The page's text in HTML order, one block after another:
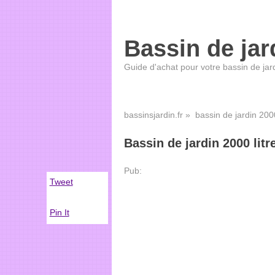
Bassin de
Guide d'achat pour votre bassin de
bassinsjardin.fr» bassin de jardin
Bassin de jardin 2000
Pub:
Tweet
Pin It